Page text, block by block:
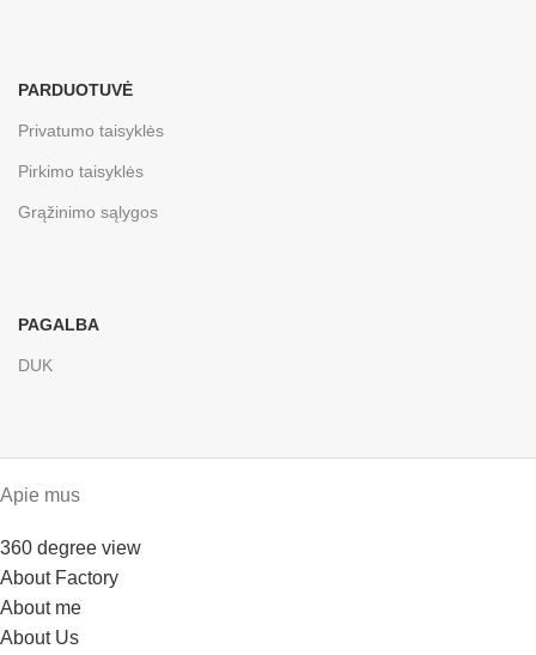
PARDUOTUVĖ
Privatumo taisyklės
Pirkimo taisyklės
Grąžinimo sąlygos
PAGALBA
DUK
Apie mus
360 degree view
About Factory
About me
About Us